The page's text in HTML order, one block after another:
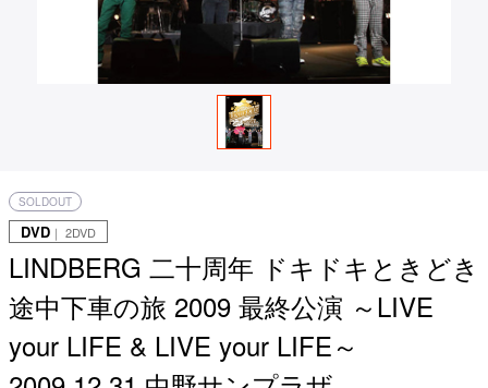
SOLDOUT
DVD ｜ 2DVD
LINDBERG 二十周年 ドキドキときどき
途中下車の旅 2009 最終公演 ～LIVE
your LIFE & LIVE your LIFE～